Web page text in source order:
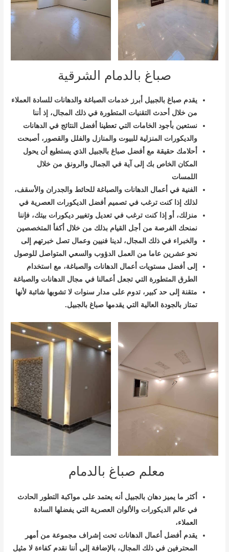
صباغ بالدمام الشرقية
يقدم صباغ بالجبيل أبرز خدمات الصباغة والدهانات للسادة العملاء
من خلال أحدث التقنيات المتطورة في ذلك المجال، إذ أننا
نستعين بأجود الخامات التي تعطينا أفضل النتائج في الدهانات
والديكورات المنزلية للبيوت والمنازل والفلل والقصور، أصبحت
أحلامك حقيقة مع أفضل صباغ بالجبيل الذي يستطيع أن يحول
المكان الخاص بك إلى آية في الجمال والرونق من خلال
اللمسات
الفنية في أعمال الدهانات والصباغة للحائط والجدران والأسقف،
لذلك إذا كنت ترغب في تصميم أفضل الديكورات العصرية في
منزلك، أو إذا كنت ترغب في تعديل وتغيير ديكورات بيتك، فإننا
نمنحك الفرصة من أجل القيام بذلك من خلال أكفأ المتخصصين
والخبراء في ذلك المجال، لدينا فنيين وعمال تصل خبرتهم إلى
نحو عشرين عاما من العمل الدؤوب والسعي المتواصل للوصول
إلى أفضل مستويات أعمال الدهانات والصباغة، مع استخدام
الطرق المتطورة التي تجعل أعمالنا في مجال الدهانات والصباغة
متقنة إلى حد كبير، تدوم على مدار سنوات لا تشوبها شائبة لأنها
تمتاز بالجودة العالية التي يقدمها صباغ بالجبيل.
معلم صباغ بالدمام
أكثر ما يميز دهان بالجبيل أنه يعتمد على مواكبة التطور الحادث
في عالم الديكورات والألوان العصرية التي يفضلها السادة
العملاء،
يقدم أفضل أعمال الدهانات تحت إشراف مجموعة من أمهر
المحترفين في ذلك المجال، بالإضافة إلى أننا نقدم كفاءة لا مثيل